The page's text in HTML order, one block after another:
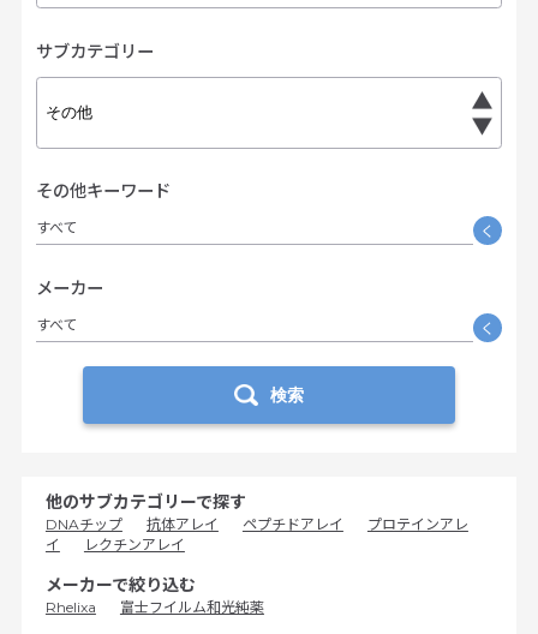
サブカテゴリー
その他キーワード
すべて く
メーカー
すべて く
検索
他のサブカテゴリーで探す
DNAチップ 抗体アレイ ペプチドアレイ
プロテインアレ
イ
レクチンアレイ
メーカーで絞り込む
Rhelixa 富士フイルム和光純薬